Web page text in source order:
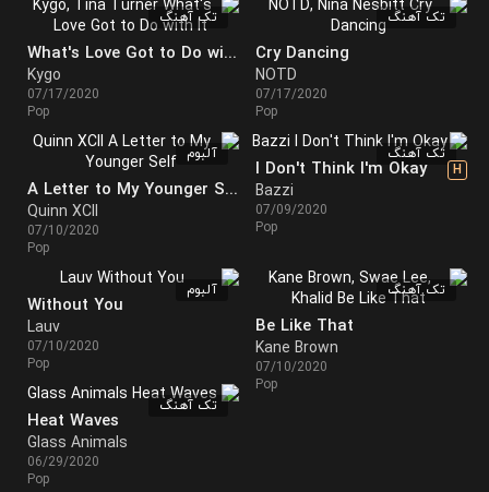
تک آهنگ
Cry Dancing
NOTD
07/17/2020
Pop
تک آهنگ
What's Love Got to Do with It
Kygo
07/17/2020
Pop
تک آهنگ
I Don't Think I'm Okay H
Bazzi
07/09/2020
Pop
آلبوم
A Letter to My Younger Self
Quinn XCII
07/10/2020
Pop
تک آهنگ
Be Like That
Kane Brown
07/10/2020
Pop
آلبوم
Without You
Lauv
07/10/2020
Pop
تک آهنگ
Heat Waves
Glass Animals
06/29/2020
Pop